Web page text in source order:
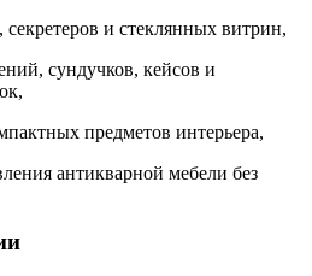
секретеров и стеклянных витрин,
сундучков, кейсов и
предметов интерьера,
антикварной мебели без